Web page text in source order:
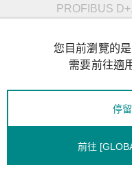
PROFIBUS
2 kV (built-in)
DP-V1 Master
您目前瀏覽的
需要前往適
停
前往